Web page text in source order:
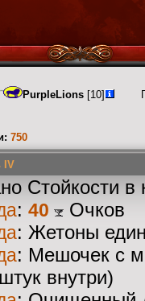
PurpleLions [10]
750
IV
Стойкости в
: 40 Очков
: Жетоны
: Мешочек с
внутри)